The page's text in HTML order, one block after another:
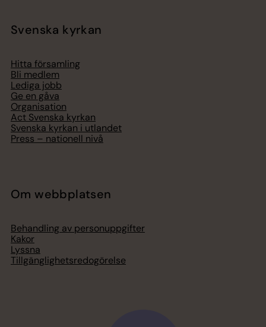
Svenska kyrkan
Hitta församling
Bli medlem
Lediga jobb
Ge en gåva
Organisation
Act Svenska kyrkan
Svenska kyrkan i utlandet
Press – nationell nivå
Om webbplatsen
Behandling av personuppgifter
Kakor
Lyssna
Tillgänglighetsredogörelse